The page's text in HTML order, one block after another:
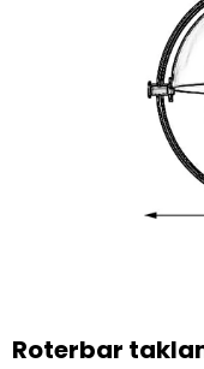
Roterbar